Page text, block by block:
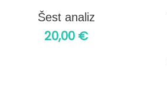
Šest analiz
20,00 €